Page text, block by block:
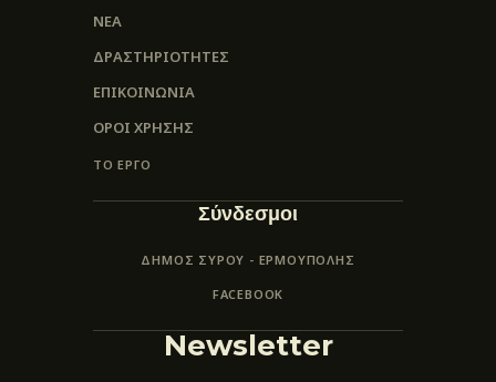
ΝΕΑ
ΔΡΑΣΤΗΡΙΟΤΗΤΕΣ
ΕΠΙΚΟΙΝΩΝΊΑ
ΌΡΟΙ ΧΡΉΣΗΣ
ΤΟ ΕΡΓΟ
Σύνδεσμοι
ΔΗΜΟΣ ΣΥΡΟΥ - ΕΡΜΟΎΠΟΛΗΣ
FACEBOOK
Newsletter